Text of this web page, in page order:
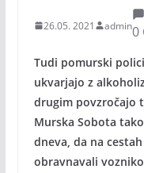
26.05. 2021 admin0
Tudi pomurski
ukvarjajo z
drugim povzročajo
Murska Sobota
dneva, da na
obravnavali